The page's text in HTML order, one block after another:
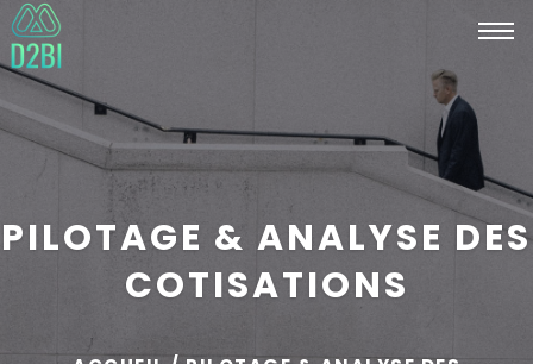
PILOTAGE & ANALYSE DES
COTISATIONS